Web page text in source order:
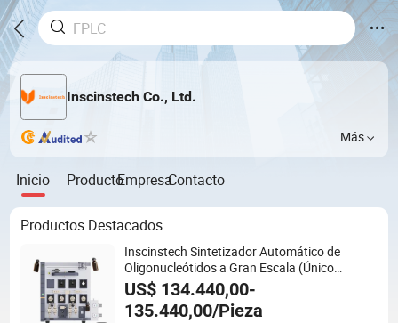
Inscinstech Co., Ltd.
Más
Inicio ProductoEmpresaContacto
Productos Destacados
Inscinstech Sintetizador Automático de
Oligonucleótidos a Gran Escala (Único
AutoOligo100) Síntesis de ADN
US$ 134.440,00-
135.440,00/Pieza